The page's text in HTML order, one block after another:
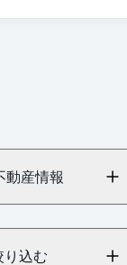
動産情報
り込む